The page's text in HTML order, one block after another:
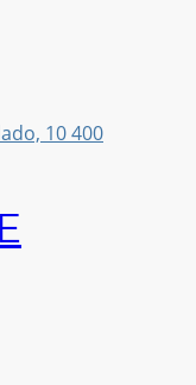
10 400